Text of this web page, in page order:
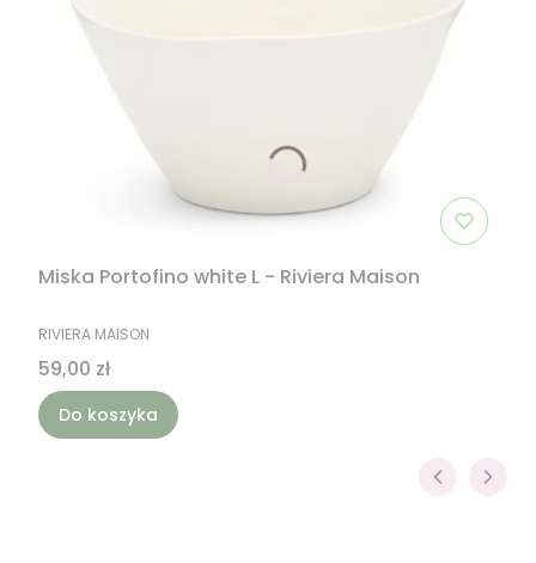
Miska Portofino white L - Riviera Maison
PRODUCENT
RIVIERA MAISON
Cena
59,00 zł
Do koszyka